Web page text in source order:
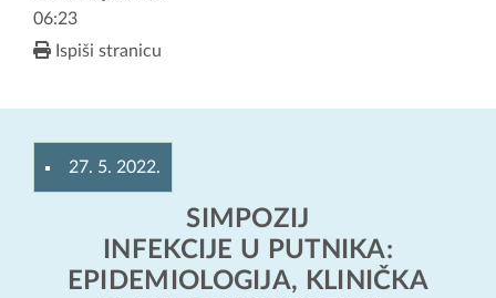
06:23
Ispiši stranicu
27. 5. 2022.
SIMPOZIJ
INFEKCIJE U PUTNIKA:
EPIDEMIOLOGIJA, KLINIČKA